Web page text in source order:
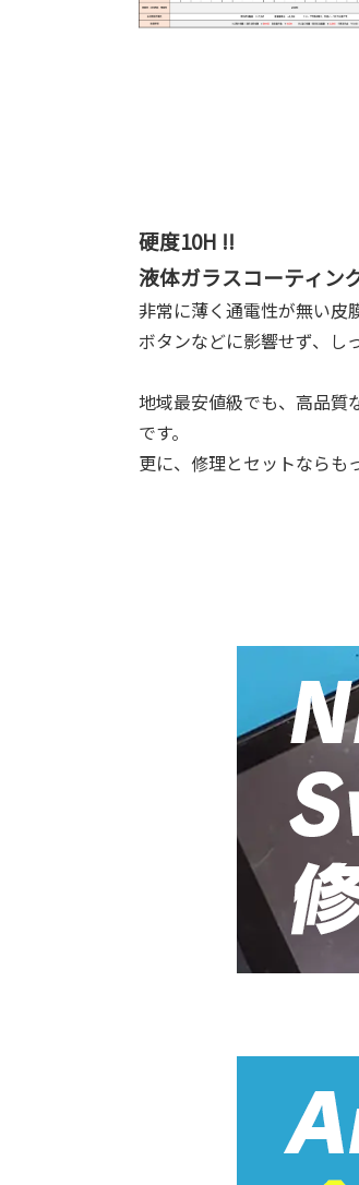
硬度10H !!
液体ガラスコーティン
非常に薄く通電性が無い皮
ボタンなどに影響せず、し
地域最安値級でも、高品質
です。
更に、修理とセットならも